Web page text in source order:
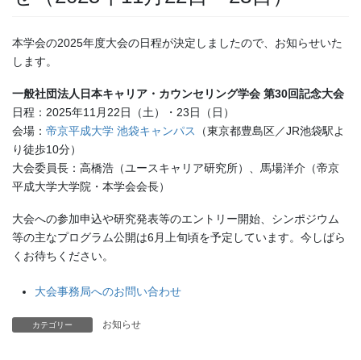
本学会の2025年度大会の日程が決定しましたので、お知らせいた
します。
一般社団法人日本キャリア・カウンセリング学会 第30回記念大会
日程：2025年11月22日（土）・23日（日）
会場： 帝京平成大学 池袋キャンパス
（東京都豊島区／JR池袋駅よ
り徒歩10分）
大会委員長：高橋浩（ユースキャリア研究所）、馬場洋介（帝京
平成大学大学院・本学会会長）
大会への参加申込や研究発表等のエントリー開始、シンポジウム
等の主なプログラム公開は6月上旬頃を予定しています。今しばら
くお待ちください。
大会事務局へのお問い合わせ
カテゴリー お知らせ